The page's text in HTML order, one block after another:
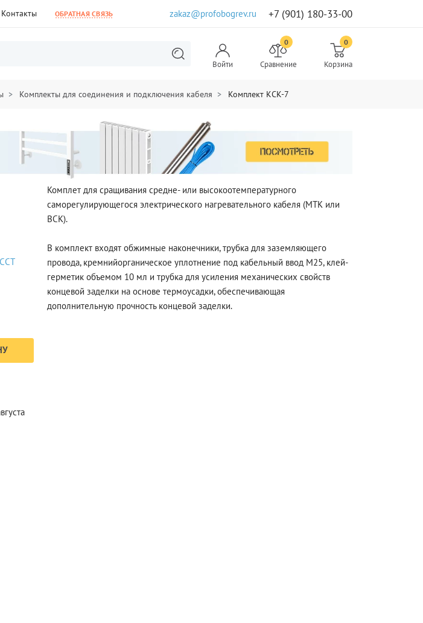
Контакты ОБРАТНАЯ СВЯЗЬ zakaz@profobogrev.ru +7 (901) 180-33-00
Войти
0
Сравнение
0
Корзина
Комплекты для соединения и подключения кабеля Комплект КСК-7
ССТ
Комплет для сращивания средне- или высокоотемпературного
саморегулирующегося электрического нагревательного кабеля (МТК или
ВСК).
В комплект входят обжимные наконечники, трубка для заземляющего
провода, кремнийорганическое уплотнение под кабельный ввод М25, клей-
герметик объемом 10 мл и трубка для усиления механических свойств
концевой заделки на основе термоусадки, обеспечивающая
дополнительную прочность концевой заделки.